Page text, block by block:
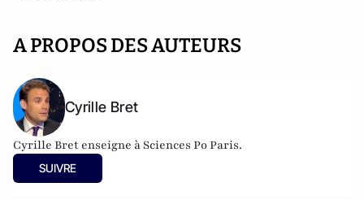
A PROPOS DES AUTEURS
Cyrille Bret
Cyrille Bret enseigne à Sciences Po Paris.
SUIVRE